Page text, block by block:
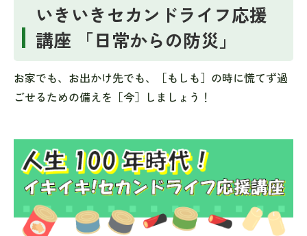
いきいきセカンドライフ応援
講座 「日常からの防災」
お家でも、お出かけ先でも、［もしも］の時に慌てず過
ごせるための備えを［今］しましょう！